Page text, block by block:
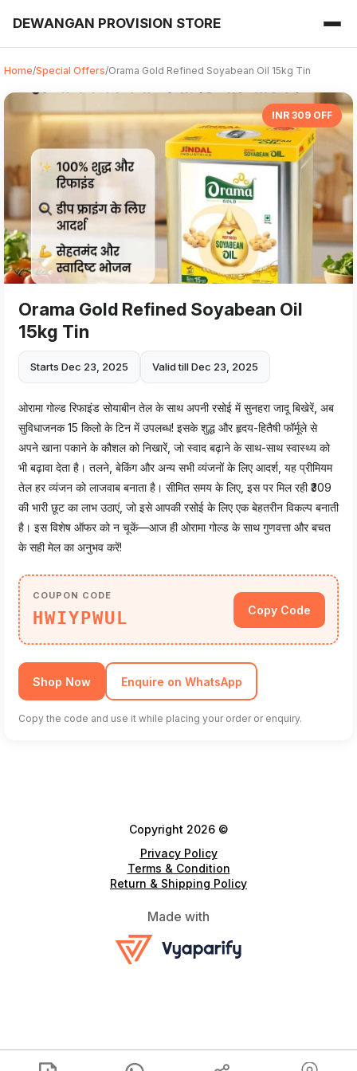
DEWANGAN PROVISION STORE
Home/Special Offers/Orama Gold Refined Soyabean Oil 15kg Tin
INR 309 OFF
Orama Gold Refined Soyabean Oil
15kg Tin
Starts Dec 23, 2025 Valid till Dec 23, 2025
ओरामा गोल्ड रिफाइंड सोयाबीन तेल के साथ अपनी रसोई में सुनहरा जादू बिखेरें, अब
सुविधाजनक 15 किलो के टिन में उपलब्ध! इसके शुद्ध और हृदय-हितैषी फॉर्मूले से
अपने खाना पकाने के कौशल को निखारें, जो स्वाद बढ़ाने के साथ-साथ स्वास्थ्य को
भी बढ़ावा देता है। तलने, बेकिंग और अन्य सभी व्यंजनों के लिए आदर्श, यह प्रीमियम
तेल हर व्यंजन को लाजवाब बनाता है। सीमित समय के लिए, इस पर मिल रही ₹309
की भारी छूट का लाभ उठाएं, जो इसे आपकी रसोई के लिए एक बेहतरीन विकल्प बनाती
है। इस विशेष ऑफर को न चूकें—आज ही ओरामा गोल्ड के साथ गुणवत्ता और बचत
के सही मेल का अनुभव करें!
COUPON CODE
HWIYPWUL Copy Code
Shop Now Enquire on WhatsApp
Copy the code and use it while placing your order or enquiry.
Copyright 2026 ©
Privacy Policy
Terms & Condition
Return & Shipping Policy
Made with